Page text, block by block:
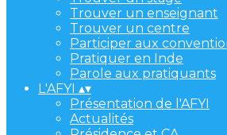
Trouver un enseignant
Trouver un centre
Participer aux
Pratiquer en Inde
Parole aux pratiquants
L'AFYI ▴▾
Présentation de l'AFYI
Actualités